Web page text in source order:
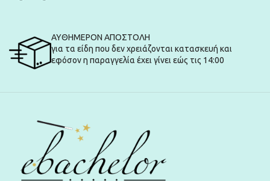
ΑΥΘΗΜΕΡΟΝ ΑΠΟΣΤΟΛΗ
για τα είδη που δεν χρειάζονται κατασκευή και
εφόσον η παραγγελία έχει γίνει εώς τις 14:00